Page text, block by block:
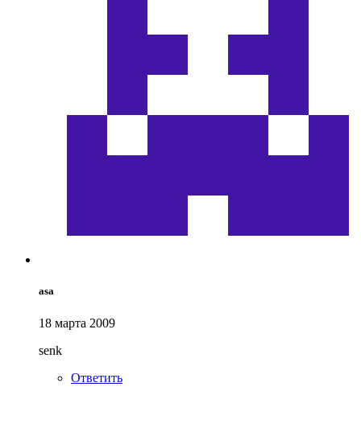
asa
18 марта 2009
senk
Ответить